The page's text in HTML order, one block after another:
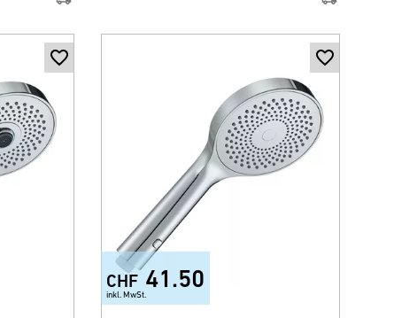
CHF 41.50
inkl. MwSt.